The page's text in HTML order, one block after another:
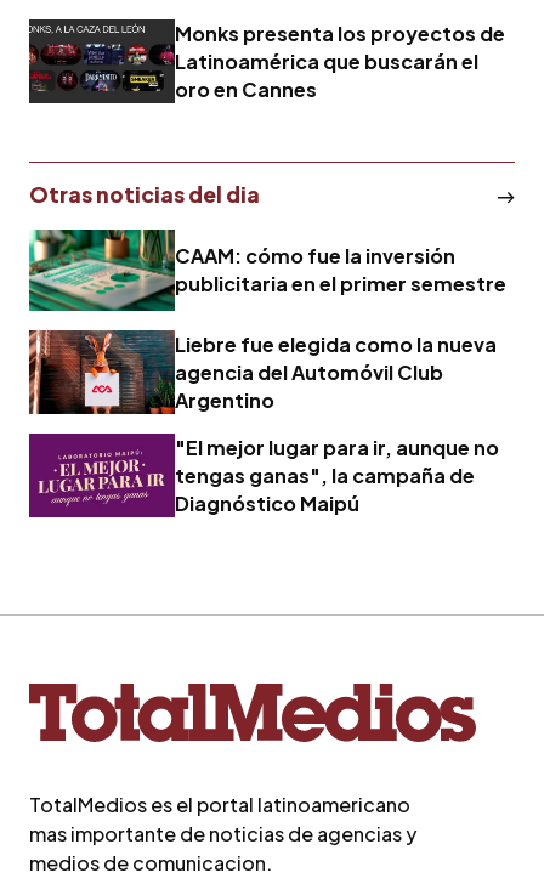
Monks presenta los proyectos de
Latinoamérica que buscarán el
oro en Cannes
Otras noticias del dia
CAAM: cómo fue la inversión
publicitaria en el primer semestre
Liebre fue elegida como la nueva
agencia del Automóvil Club
Argentino
"El mejor lugar para ir, aunque no
tengas ganas", la campaña de
Diagnóstico Maipú
TotalMedios es el portal latinoamericano
mas importante de noticias de agencias y
medios de comunicacion.